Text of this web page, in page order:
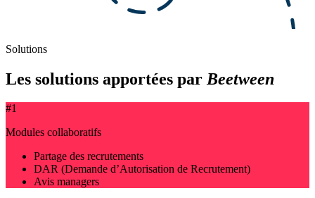
Solutions
Les solutions apportées par Beetween
#1
Modules collaboratifs
Partage des recrutements
DAR (Demande d’Autorisation de Recrutement)
Avis managers